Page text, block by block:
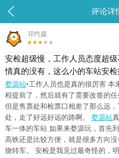
 评论详
邛忾森
安检超级慢，工作人员态度超
情真的没有，这么小的车站安
婺源站•工作人员也是真的很厉害 本
程提前了，然后就有了需要改签的任
但是售票处和检票口相差了那么远
处，走了好远好远的路啊。 婺源站
车一体的车站 如果来婺源玩，首先
高铁还是比较方便，就是很多方向
饶转车。 安检是我见过最奇怪的，